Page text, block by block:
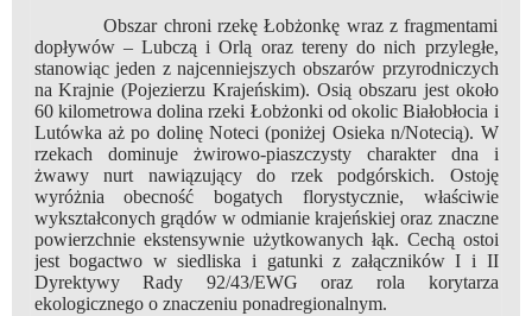
Obszar chroni rzekę Łobżonkę wraz z fragmentami
dopływów – Lubczą i Orlą oraz tereny do nich przyległe,
stanowiąc jeden z najcenniejszych obszarów przyrodniczych
na Krajnie (Pojezierzu Krajeńskim). Osią obszaru jest około
60 kilometrowa dolina rzeki Łobżonki od okolic Białobłocia i
Lutówka aż po dolinę Noteci (poniżej Osieka n/Notecią). W
rzekach dominuje żwirowo-piaszczysty charakter dna i
żwawy nurt nawiązujący do rzek podgórskich. Ostoję
wyróżnia obecność bogatych florystycznie, właściwie
wykształconych grądów w odmianie krajeńskiej oraz znaczne
powierzchnie ekstensywnie użytkowanych łąk. Cechą ostoi
jest bogactwo w siedliska i gatunki z załączników I i II
Dyrektywy Rady 92/43/EWG oraz rola korytarza
ekologicznego o znaczeniu ponadregionalnym.